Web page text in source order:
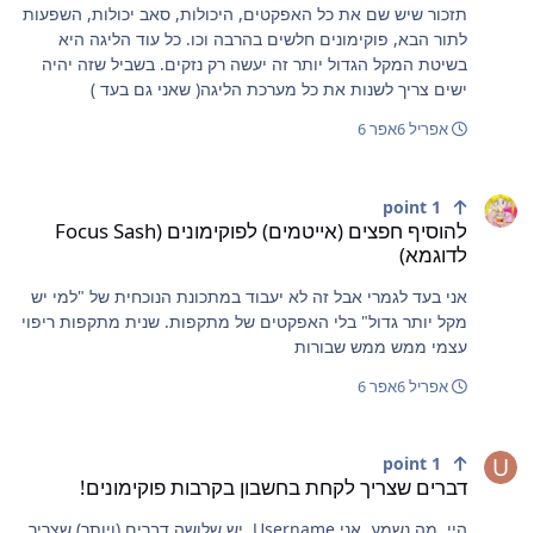
תזכור שיש שם את כל האפקטים, היכולות, סאב יכולות, השפעות
לתור הבא, פוקימונים חלשים בהרבה וכו. כל עוד הליגה היא
בשיטת המקל הגדול יותר זה יעשה רק נזקים. בשביל שזה יהיה
ישים צריך לשנות את כל מערכת הליגה( שאני גם בעד )
אפריל 6 אפר 6
להוסיף חפצים (אייטמים) לפוקימונים (Focus Sash
לדוגמא)
point
אני בעד לגמרי אבל זה לא יעבוד במתכונת הנוכחית של "למי יש
מקל יותר גדול" בלי האפקטים של מתקפות. שנית מתקפות ריפוי
עצמי ממש ממש שבורות
אפריל 6 אפר 6
דברים שצריך לקחת בחשבון בקרבות פוקימונים!
point